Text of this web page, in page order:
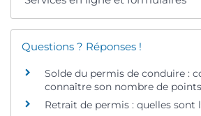
Questions ? Réponses !
Solde du permis de conduire :
connaître son nombre de
Retrait de permis : quelles sont